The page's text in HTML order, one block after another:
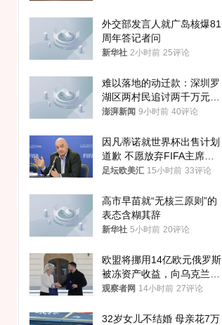
外交部发言人就广岛核爆81
周年答记者问
新华社 2小时前 25评论
难以落地的动迁款：深圳罗
湖区两村民追讨两千万元动
迁款八年未果
澎湃新闻 9小时前 40评论
因凡蒂诺就世界杯出售计划
道歉 不愿放弃FIFA主席职
位
足坛欧美汇 15小时前 33评论
高市早苗就“无核三原则”的
表态含糊其辞
新华社 5小时前 20评论
欧盟将挪用14亿欧元俄罗斯
被冻资产收益，向乌克兰提
供援助
观察者网 14小时前 27评论
32岁女儿不结婚 母亲花7万